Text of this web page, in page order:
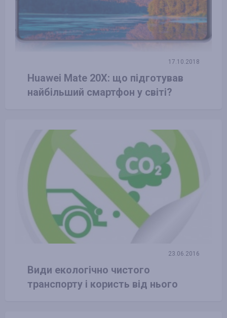
17.10.2018
Huawei Mate 20X: що підготував
найбільший смартфон у світі?
23.06.2016
Види екологічно чистого
транспорту і користь від нього